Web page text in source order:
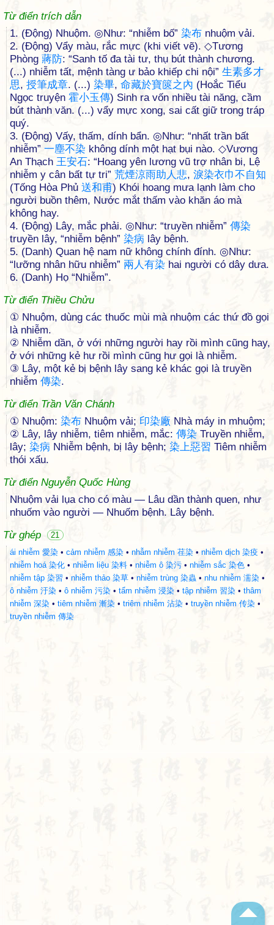
Từ điển trích dẫn
1. (Động) Nhuộm. ◎Như: “nhiễm bố” 染布 nhuộm vải.
2. (Động) Vẩy màu, rắc mực (khi viết vẽ). ◇Tương
Phòng 蔣防: “Sanh tố đa tài tư, thụ bút thành chương.
(...) nhiễm tất, mệnh tàng ư bảo khiếp chi nội” 生素多才
思, 授筆成章. (...) 染畢, 命藏於寶篋之內 (Hoắc Tiểu
Ngọc truyện 霍小玉傳) Sinh ra vốn nhiều tài năng, cầm
bút thành văn. (...) vẩy mực xong, sai cất giữ trong tráp
quý.
3. (Động) Vấy, thấm, dính bẩn. ◎Như: “nhất trần bất
nhiễm” 一塵不染 không dính một hạt bụi nào. ◇Vương
An Thạch 王安石: “Hoang yên lương vũ trợ nhân bi, Lệ
nhiễm y cân bất tự tri” 荒煙涼雨助人悲, 淚染衣巾不自知
(Tống Hòa Phủ 送和甫) Khói hoang mưa lạnh làm cho
người buồn thêm, Nước mắt thấm vào khăn áo mà
không hay.
4. (Động) Lây, mắc phải. ◎Như: “truyền nhiễm” 傳染
truyền lây, “nhiễm bệnh” 染病 lây bệnh.
5. (Danh) Quan hệ nam nữ không chính đính. ◎Như:
“lưỡng nhân hữu nhiễm” 兩人有染 hai người có dây dưa.
6. (Danh) Họ “Nhiễm”.
Từ điển Thiều Chửu
① Nhuộm, dùng các thuốc mùi mà nhuộm các thứ đồ gọi
là nhiễm.
② Nhiễm dần, ở với những người hay rồi mình cũng hay,
ở với những kẻ hư rồi mình cũng hư gọi là nhiễm.
③ Lây, một kẻ bị bệnh lây sang kẻ khác gọi là truyền
nhiễm 傳染.
Từ điển Trần Văn Chánh
① Nhuộm: 染布 Nhuộm vải; 印染廠 Nhà máy in mhuộm;
② Lây, lây nhiễm, tiêm nhiễm, mắc: 傳染 Truyền nhiễm,
lây; 染病 Nhiễm bệnh, bị lây bệnh; 染上惡習 Tiêm nhiễm
thói xấu.
Từ điển Nguyễn Quốc Hùng
Nhuộm vải lụa cho có màu — Lâu dần thành quen, như
nhuốm vào người — Nhuốm bệnh. Lây bệnh.
Từ ghép
21
ái nhiễm 愛染 • cảm nhiễm 感染 • nhẫm nhiễm 荏染 • nhiễm dịch 染疫 •
nhiễm hoá 染化 • nhiễm liệu 染料 • nhiễm ô 染污 • nhiễm sắc 染色 •
nhiễm tập 染習 • nhiễm thảo 染草 • nhiễm trùng 染蟲 • nhu nhiễm 濡染 •
ô nhiễm 汙染 • ô nhiễm 污染 • tẩm nhiễm 浸染 • tập nhiễm 習染 • thâm
nhiễm 深染 • tiêm nhiễm 漸染 • triêm nhiễm 沾染 • truyền nhiễm 传染 •
truyền nhiễm 傳染